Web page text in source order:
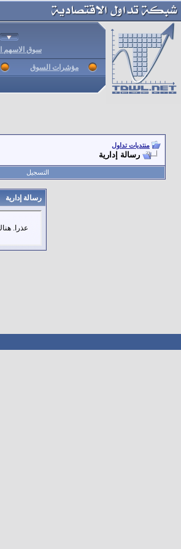
سوق الاسهم
مؤشرات السوق
منتديات تداول
رسالة إدارية
التسجيل
رسالة إدارية
عذرا.